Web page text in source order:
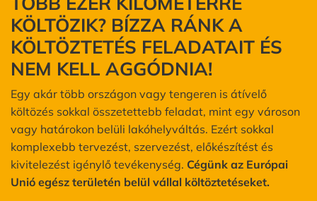
KÖLTÖZIK? BÍZZA RÁNK A
KÖLTÖZTETÉS FELADATAIT ÉS
NEM KELL AGGÓDNIA!
Egy akár több országon vagy tengeren is átívelő
költözés sokkal összetettebb feladat, mint egy városon
vagy határokon belüli lakóhelyváltás. Ezért sokkal
komplexebb tervezést, szervezést, előkészítést és
kivitelezést igénylő tevékenység. Cégünk az Európai
Unió egész területén belül vállal költöztetéseket.